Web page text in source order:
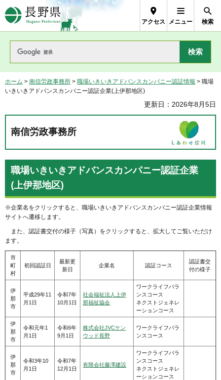
長野県Nagano Prefecture
アクセス メニュー 検索
ホーム > 南信労政事務所 > 職場いきいきアドバンスカンパニー認証情報 > 職場
いきいきアドバンスカンパニー認証企業(上伊那地区)
更新日：2026年8月5日
南信労政事務所
職場いきいきアドバンスカンパニー認証企業
(上伊那地区)
※企業名をクリックすると、職場いきいきアドバンスカンパニー認証企業情報
サイトへ遷移します。
また、認証書交付の様子（写真）をクリックすると、拡大してご覧いただけ
ます。
市
町
村
初回認証日
最新更
新日
企業名 認証コース
認証書交
付の様子
伊
那
市
平成29年11
月1日
令和7年
10月1日
社会福祉法人上伊
那福祉協会
ワークライフバラ
ンスコース
ネクストジェネレ
ーションコース
伊
那
市
令和元年1
月1日
令和6年
9月1日
株式会社JVCケン
ウッド長野
ワークライフバラ
ンスコース
伊
那
市
令和3年10
月1日
令和7年
12月1日
有限会社藤澤建設
ワークライフバラ
ンスコース
ネクストジェネレ
ーションコース